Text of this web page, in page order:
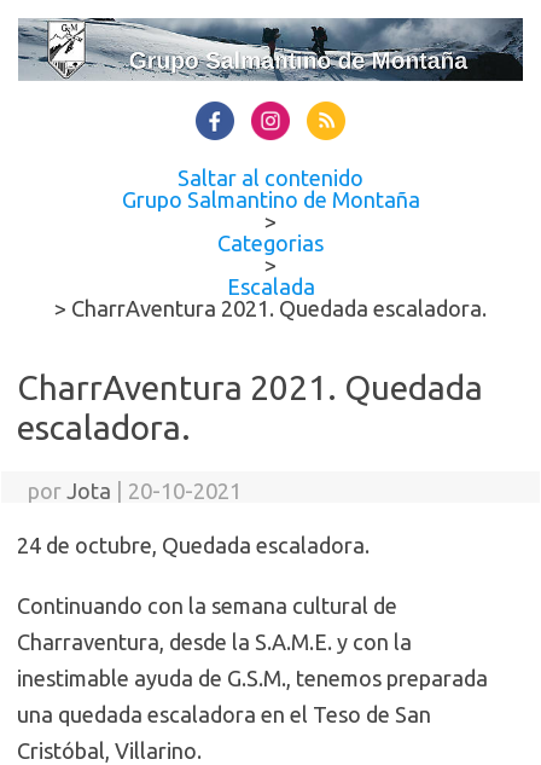
Saltar al contenido
Grupo Salmantino de Montaña
>
Categorias
>
Escalada
> CharrAventura 2021. Quedada escaladora.
CharrAventura 2021. Quedada
escaladora.
por Jota 20-10-2021
24 de octubre, Quedada escaladora.
Continuando con la semana cultural de
Charraventura, desde la S.A.M.E. y con la
inestimable ayuda de G.S.M., tenemos preparada
una quedada escaladora en el Teso de San
Cristóbal, Villarino.